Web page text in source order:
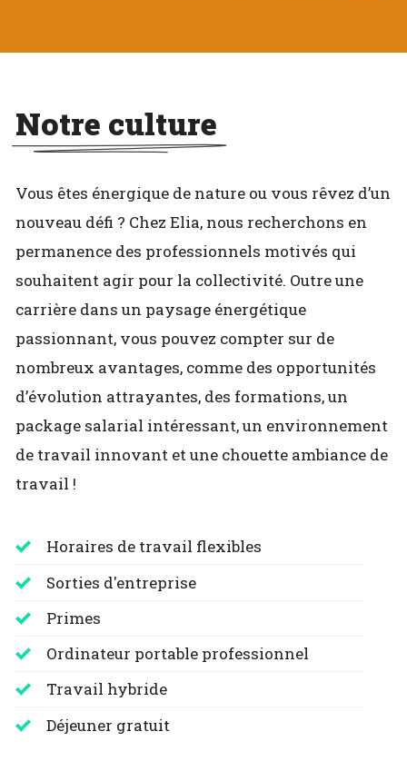
Notre culture
Vous êtes énergique de nature ou vous rêvez d’un
nouveau défi ? Chez Elia, nous recherchons en
permanence des professionnels motivés qui
souhaitent agir pour la collectivité. Outre une
carrière dans un paysage énergétique
passionnant, vous pouvez compter sur de
nombreux avantages, comme des opportunités
d’évolution attrayantes, des formations, un
package salarial intéressant, un environnement
de travail innovant et une chouette ambiance de
travail !
Horaires de travail flexibles
Sorties d'entreprise
Primes
Ordinateur portable professionnel
Travail hybride
Déjeuner gratuit